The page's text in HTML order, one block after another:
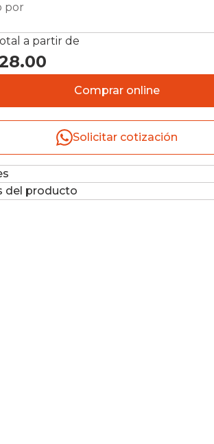
por
a partir de
Comprar online
Solicitar cotización
del producto